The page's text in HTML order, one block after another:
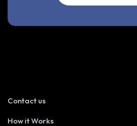
Contact us
How it Works